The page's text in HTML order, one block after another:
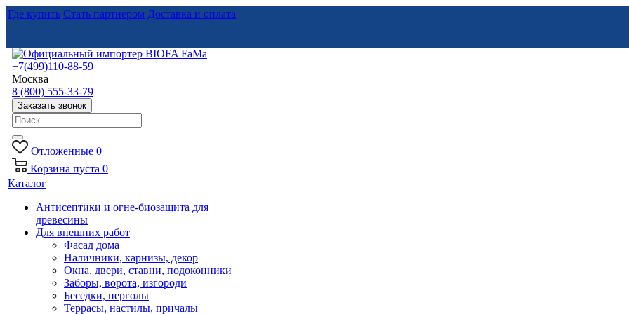
Где купить Стать партнером Доставка и оплата
+7(499)110-88-59
Москва
8 (800) 555-33-79
Заказать звонок
Отложенные 0
Корзина пуста 0
Каталог
Антисептики и огне-биозащита для
древесины
Для внешних работ
Фасад дома
Наличники, карнизы, декор
Окна, двери, ставни, подоконники
Заборы, ворота, изгороди
Беседки, перголы
Террасы, настилы, причалы